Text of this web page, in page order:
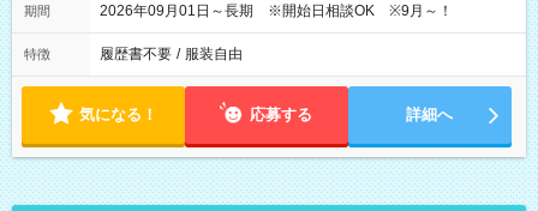
期間 2026年09月01日～長期 ※開始日相談OK ※9月～！
特徴 履歴書不要 / 服装自由
気になる！ 応募する 詳細へ